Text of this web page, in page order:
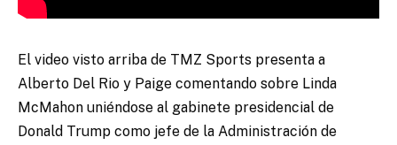
El video visto arriba de TMZ Sports presenta a
Alberto Del Rio y Paige comentando sobre Linda
McMahon uniéndose al gabinete presidencial de
Donald Trump como jefe de la Administración de